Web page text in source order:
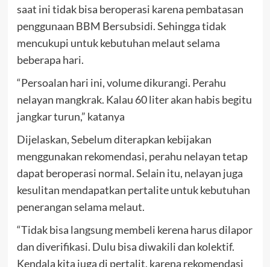
saat ini tidak bisa beroperasi karena pembatasan
penggunaan BBM Bersubsidi. Sehingga tidak
mencukupi untuk kebutuhan melaut selama
beberapa hari.
“Persoalan hari ini, volume dikurangi. Perahu
nelayan mangkrak. Kalau 60 liter akan habis begitu
jangkar turun,” katanya
Dijelaskan, Sebelum diterapkan kebijakan
menggunakan rekomendasi, perahu nelayan tetap
dapat beroperasi normal. Selain itu, nelayan juga
kesulitan mendapatkan pertalite untuk kebutuhan
penerangan selama melaut.
“Tidak bisa langsung membeli kerena harus dilapor
dan diverifikasi. Dulu bisa diwakili dan kolektif.
Kendala kita juga di pertalit, karena rekomendasi